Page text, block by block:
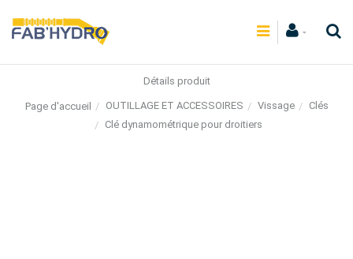
Détails produit
Page d'accueil OUTILLAGE ET ACCESSOIRES Vissage
Clés
Clé dynamométrique pour droitiers